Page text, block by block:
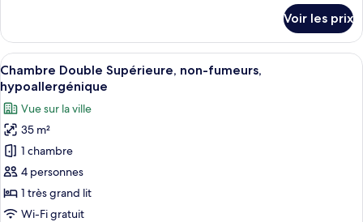
le
type
de
chambre
Suite
Stadthaus
Voir les prix
Afficher
toutes
les
photos
pour
ce
type
de
chambre :
Une chambre d’hôtel équipée d’un
7
Chambre Double Supérieure, non-fumeurs,
hypoallergénique
Vue sur la ville
35 m²
1 chambre
4 personnes
1 très grand lit
Wi-Fi gratuit